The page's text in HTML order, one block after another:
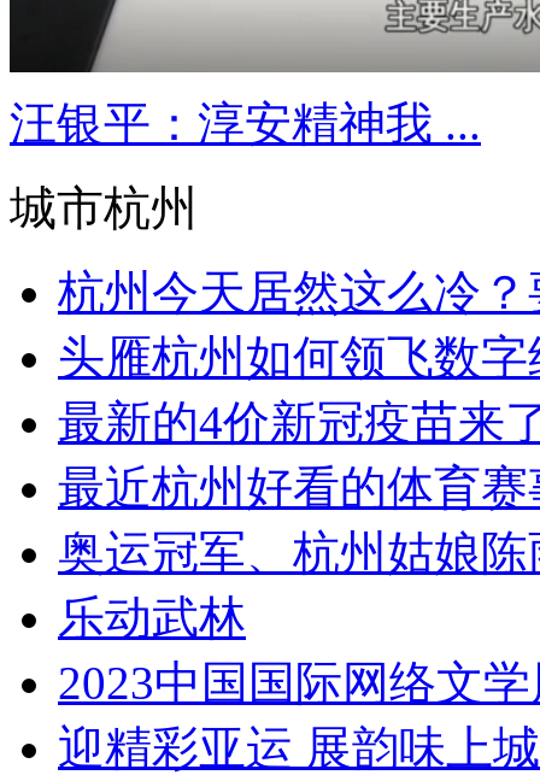
汪银平：淳安精神我 ...
城市杭州
杭州今天居然这么冷
头雁杭州如何领飞数
最新的4价新冠疫苗来
最近杭州好看的体育
奥运冠军、杭州姑娘陈
乐动武林
2023中国国际网络文
迎精彩亚运 展韵味上城